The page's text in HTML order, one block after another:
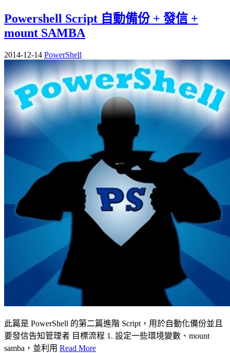
Powershell Script 自動備份 + 發信 +
mount SAMBA
2014-12-14 PowerShell
此篇是 PowerShell 的第二篇進階 Script，用於自動化備份並且
要發信告知管理者 目標流程 1. 設定一些環境變數、mount
samba，並利用 Read More